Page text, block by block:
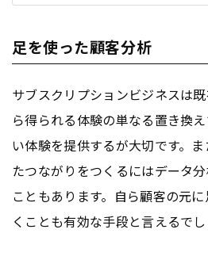
足を使った顧客分析
サブスクリプションビジネスは
ら得られる体験の単なる置き換
い体験を提供するが大切です。
たつながりをつくるにはデータ
こともあります。自ら顧客の元
くことも有効な手段と言えるでし